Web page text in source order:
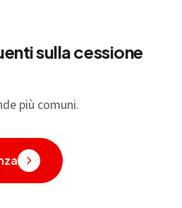
sulla cessione
più comuni.